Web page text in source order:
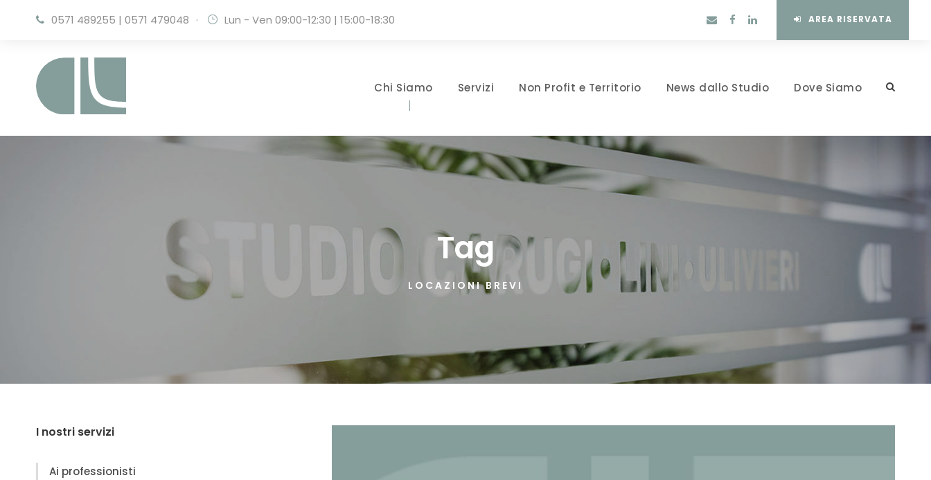
0571 489255 | 0571 479048 · Lun - Ven 09:00-12:30 | 15:00-18:30 AREA RISERVATA
Chi Siamo Servizi Non Profit e Territorio News dallo Studio Dove Siamo
Tag
LOCAZIONI BREVI
I nostri servizi
Ai professionisti